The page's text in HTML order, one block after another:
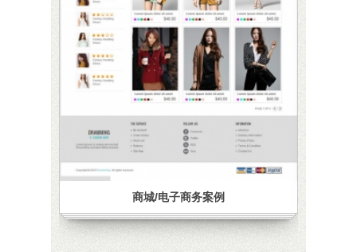
商城/电子商务案例